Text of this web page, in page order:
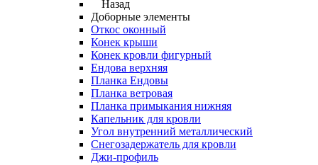
Назад
Доборные элементы
Откос оконный
Конек крыши
Конек кровли фигурный
Ендова верхняя
Планка Ендовы
Планка ветровая
Планка примыкания нижняя
Капельник для кровли
Угол внутренний металлический
Снегозадержатель для кровли
Джи-профиль